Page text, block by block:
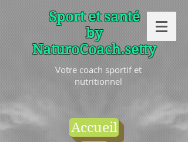
Sport et santé
by
NaturoCoach.setty
Votre coach sportif et
nutritionnel
Accueil